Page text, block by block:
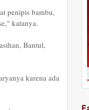
penipis bambu,
katanya.
Bantul,
karena ada